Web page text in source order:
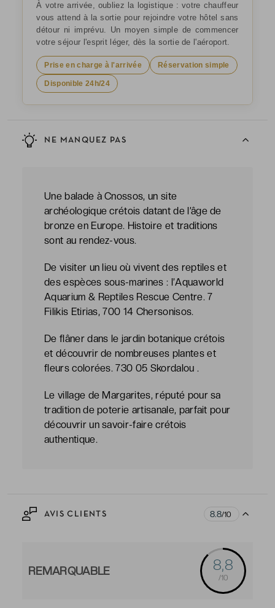
NE MANQUEZ PAS
Une balade à Cnossos, un site
archéologique crétois datant de l’âge de
bronze en Europe. Histoire et traditions
sont au rendez-vous.
De visiter un lieu où vivent des reptiles et
des espèces sous-marines : l’Aquaworld
Aquarium & Reptiles Rescue Centre. 7
Filikis Etirias, 700 14 Chersonisos.
De flâner dans le jardin botanique crétois
et découvrir de nombreuses plantes et
fleurs colorées. 730 05 Skordalou .
Le village de Margarites, réputé pour sa
tradition de poterie artisanale, parfait pour
découvrir un savoir-faire crétois
authentique.
AVIS CLIENTS 8.8/10
REMARQUABLE 8,8
/10
À votre arrivée, oubliez la logistique : votre chauffeur
vous attend à la sortie pour rejoindre votre hôtel sans
détour ni imprévu. Un moyen simple de commencer
votre séjour l'esprit léger, dès la sortie de l'aéroport.
Prise en charge à l'arrivée Réservation simple
Disponible 24h/24